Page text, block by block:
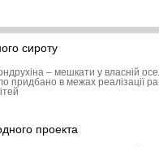
сироту
– мешкати у власній
придбано в межах реалізації
проекта